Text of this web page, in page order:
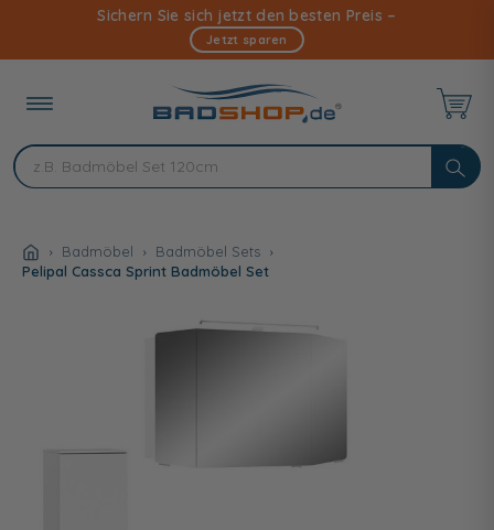
Inhalt
Sichern Sie sich jetzt den besten Preis –
Jetzt sparen
Badmöbel
Badmöbel Sets
Pelipal Cassca Sprint Badmöbel Set